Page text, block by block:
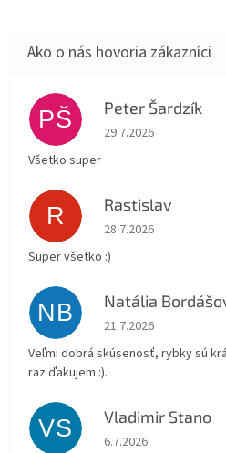
PŠ Peter Šardzík
Hodnotenie obchodu
29.7.2026
Všetko super
R Rastislav
Hodnotenie obchodu
28.7.2026
Super všetko :)
NB Natália
Hodnotenie obchodu
21.7.2026
Veľmi dobrá skúsenosť, rybky sú
raz ďakujem :).
VS Vladimir Stano
Hodnotenie obchodu
6.7.2026